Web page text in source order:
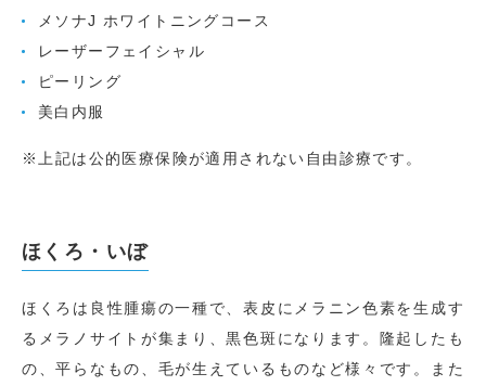
メソナJ ホワイトニングコース
レーザーフェイシャル
ピーリング
美白内服
※上記は公的医療保険が適用されない自由診療です。
ほくろ・いぼ
ほくろは良性腫瘍の一種で、表皮にメラニン色素を生成す
るメラノサイトが集まり、黒色斑になります。隆起したも
の、平らなもの、毛が生えているものなど様々です。また